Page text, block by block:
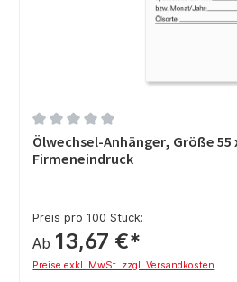
Durchschnittliche Bewertung von
Ölwechsel-Anhänger, Größe 55
Firmeneindruck
Preis pro 100 Stück:
Ab 13,67 €*
Preise exkl. MwSt. zzgl. Versandkosten